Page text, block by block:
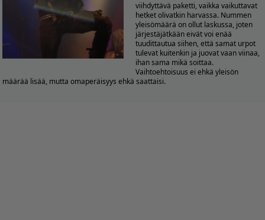
viihdyttävä paketti, vaikka vaikuttavat
hetket olivatkin harvassa. Nummen
yleisömäärä on ollut laskussa, joten
järjestäjätkään eivät voi enää
tuudittautua siihen, että samat urpot
tulevat kuitenkin ja juovat vaan viinaa,
ihan sama mikä soittaa.
Vaihtoehtoisuus ei ehkä yleisön
määrää lisää, mutta omaperäisyys ehkä saattaisi.